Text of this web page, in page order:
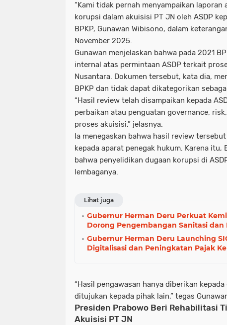
“Kami tidak pernah menyampaikan laporan
korupsi dalam akuisisi PT JN oleh ASDP
BPKP, Gunawan Wibisono, dalam
November 2025.
Gunawan menjelaskan bahwa pada 2021
internal atas permintaan ASDP terkait
Nusantara. Dokumen tersebut, kata dia,
BPKP dan tidak dapat dikategorikan
“Hasil review telah disampaikan kepada
perbaikan atau penguatan governance,
proses akuisisi,” jelasnya.
Ia menegaskan bahwa hasil review tersebut
kepada aparat penegak hukum. Karena itu,
bahwa penyelidikan dugaan korupsi di
lembaganya.
Lihat juga
Gubernur Herman Deru Perkuat
Dorong Pengembangan Sanitasi dan
Gubernur Herman Deru Launching
Digitalisasi dan Peningkatan Pajak
“Hasil pengawasan hanya diberikan
ditujukan kepada pihak lain,” tegas
Presiden Prabowo Beri Rehabilitasi
Akuisisi PT JN